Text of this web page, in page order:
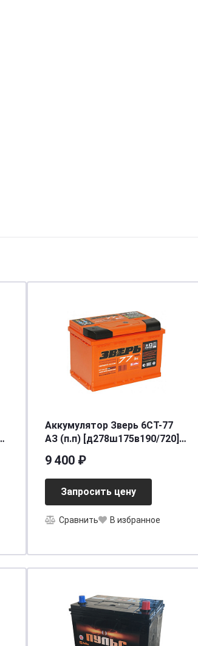
Аккумулятор Зверь 6СТ-77
АЗ (п.п) [д278ш175в190/720]
9 400 ₽
Запросить цену
Сравнить В избранное